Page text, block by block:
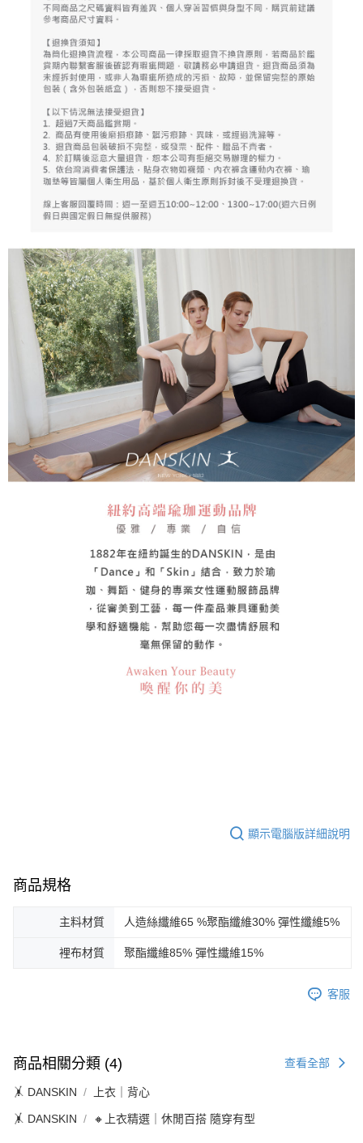
顯示電腦版詳細說明
商品規格
主料材質 人造絲纖維65 %聚酯纖維30% 彈性纖維5%
裡布材質 聚酯纖維85% 彈性纖維15%
客服
商品相關分類 (4) 查看全部
🤸 DANSKIN 上衣｜背心
🤸 DANSKIN 🔸上衣精選｜休閒百搭 隨穿有型